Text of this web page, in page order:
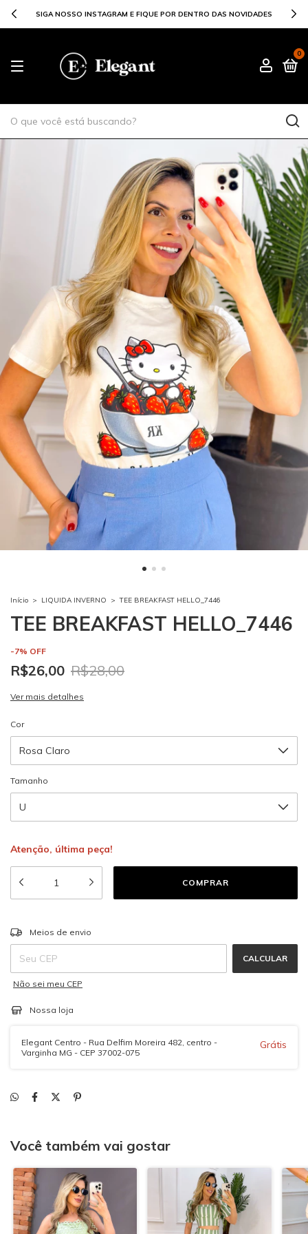
PARCELE SUAS COMPRAS EM ATE 6X
0
Início > LIQUIDA INVERNO > TEE BREAKFAST HELLO_7446
TEE BREAKFAST HELLO_7446
-7% OFF
R$26,00 R$28,00
Ver mais detalhes
Cor
Tamanho
Atenção, última peça!
Entregas para o CEP:
Meios de envio
CALCULAR
Não sei meu CEP
Nossa loja
Elegant Centro - Rua Delfim Moreira 482, centro -
Varginha MG - CEP 37002-075
Grátis
Você também vai gostar